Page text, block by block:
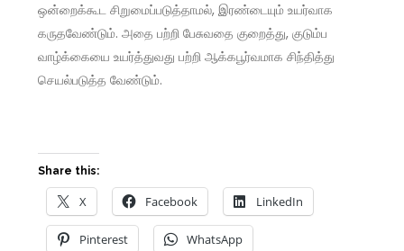
ஒன்றைக்கூட சிறுமைப்படுத்தாமல், இரண்டையும் உயர்வாக
கருதவேண்டும். அதை பற்றி பேசுவதை குறைத்து, குடும்ப
வாழ்க்கையை உயர்த்துவது பற்றி ஆக்கபூர்வமாக சிந்தித்து
செயல்படுத்த வேண்டும்.
Share this:
X Facebook LinkedIn
Pinterest WhatsApp